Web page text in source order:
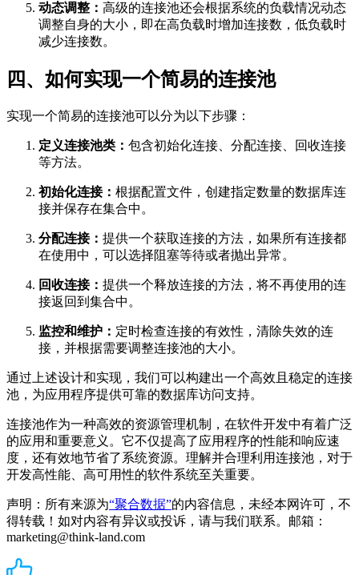
动态调整： 高级的连接池还会根据系统的负载情况动态
调整自身的大小，即在高负载时增加连接数，低负载时
减少连接数。
四、如何实现一个简易的连接池
实现一个简易的连接池可以分为以下步骤：
定义连接池类： 包含初始化连接、分配连接、回收连接
等方法。
初始化连接： 根据配置文件，创建指定数量的数据库连
接并保存在集合中。
分配连接： 提供一个获取连接的方法，如果所有连接都
在使用中，可以选择阻塞等待或者抛出异常。
回收连接： 提供一个释放连接的方法，将不再使用的连
接返回到集合中。
监控和维护： 定时检查连接的有效性，清除失效的连
接，并根据需要调整连接池的大小。
通过上述设计和实现，我们可以构建出一个高效且稳定的连接
池，为应用程序提供可靠的数据库访问支持。
连接池作为一种高效的资源管理机制，在软件开发中有着广泛
的应用和重要意义。它不仅提高了应用程序的性能和响应速
度，还有效地节省了系统资源。理解并合理利用连接池，对于
开发高性能、高可用性的软件系统至关重要。
声明：所有来源为“聚合数据”的内容信息，未经本网许可，不
得转载！如对内容有异议或投诉，请与我们联系。邮箱：
marketing@think-land.com